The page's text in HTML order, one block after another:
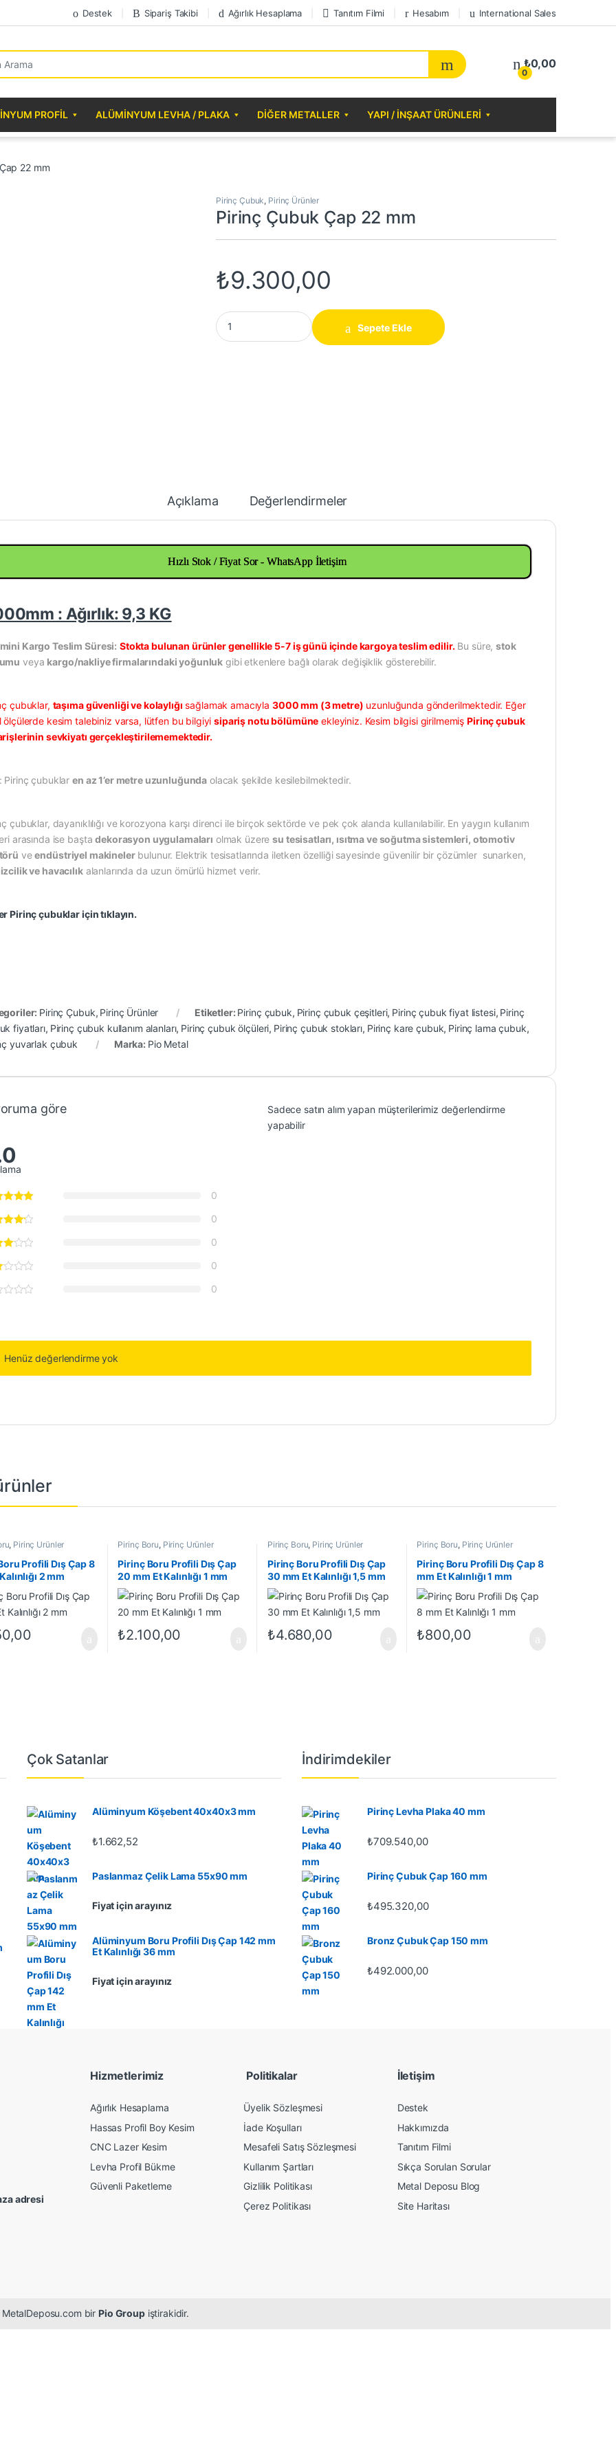
Destek Sipariş Takibi Ağırlık Hesaplama Tanıtım Filmi Hesabım International Sales
0
₺0,00
PROFIL ALÜMINYUM LEVHA / PLAKA DIĞER METALLER YAPI / İNŞAAT ÜRÜNLERI
22 mm
Pirinç Çubuk, Pirinç Ürünler
Pirinç Çubuk Çap 22 mm
₺9.300,00
Pirinç Çubuk Çap 22 mm quantity
Sepete Ekle
Açıklama Değerlendirmeler
Hızlı Stok / Fiyat Sor - WhatsApp İletişim
: Ağırlık: 9,3 KG
Kargo Teslim Süresi: Stokta bulunan ürünler genellikle 5-7 iş günü içinde kargoya teslim edilir. Bu süre,stok
veya kargo/nakliye firmalarındaki yoğunluk gibi etkenlere bağlı olarak değişiklik gösterebilir.
çubuklar, taşıma güvenliği ve kolaylığı sağlamak amacıyla 3000 mm (3 metre) uzunluğunda gönderilmektedir. Eğer
ölçülerde kesim talebiniz varsa, lütfen bu bilgiyisipariş notu bölümüne ekleyiniz. Kesim bilgisi girilmemişPirinç çubuk
sevkiyatı gerçekleştirilememektedir.
Pirinç çubuklaren az 1’er metre uzunluğunda olacak şekilde kesilebilmektedir.
çubuklar, dayanıklılığı ve korozyona karşı direnci ile birçok sektörde ve pek çok alanda kullanılabilir. En yaygın kullanım
arasında ise baştadekorasyon uygulamaları olmak üzeresu tesisatları, ısıtma ve soğutma sistemleri, otomotiv
veendüstriyel makinelerbulunur. Elektrik tesisatlarında iletken özelliği sayesinde güvenilir bir çözümler sunarken,
ve havacılıkalanlarında da uzun ömürlü hizmet verir.
Pirinç çubuklar için tıklayın.
Pirinç Çubuk, Pirinç Ürünler Etiketler: Pirinç çubuk, Pirinç çubuk çeşitleri, Pirinç çubuk fiyat listesi, Pirinç
fiyatları, Pirinç çubuk kullanım alanları, Pirinç çubuk ölçüleri, Pirinç çubuk stokları, Pirinç kare çubuk, Pirinç lama çubuk,
yuvarlak çubuk
Marka: Pio Metal
göre
0
0
0
0
0
Sadece satın alım yapan müşterilerimiz değerlendirme
yapabilir
Henüz değerlendirme yok
, Pirinç Ürünler
Profili Dış Çap 8
2 mm
Pirinç Boru, Pirinç Ürünler
Pirinç Boru Profili Dış Çap
20 mm Et Kalınlığı 1 mm
₺2.100,00
Pirinç Boru, Pirinç Ürünler
Pirinç Boru Profili Dış Çap
30 mm Et Kalınlığı 1,5 mm
₺4.680,00
Pirinç Boru, Pirinç Ürünler
Pirinç Boru Profili Dış Çap 8
mm Et Kalınlığı 1 mm
₺800,00
Çok Satanlar
Alüminyum Köşebent 40x40x3 mm
₺1.662,52
Paslanmaz Çelik Lama 55x90 mm
Fiyat için arayınız
Alüminyum Boru Profili Dış Çap 142 mm
Et Kalınlığı 36 mm
Fiyat için arayınız
İndirimdekiler
Pirinç Levha Plaka 40 mm
₺709.540,00
Pirinç Çubuk Çap 160 mm
₺495.320,00
Bronz Çubuk Çap 150 mm
₺492.000,00
adresi
Hizmetlerimiz
Ağırlık Hesaplama
Hassas Profil Boy Kesim
CNC Lazer Kesim
Levha Profil Bükme
Güvenli Paketleme
Politikalar
Üyelik Sözleşmesi
İade Koşulları
Mesafeli Satış Sözleşmesi
Kullanım Şartları
Gizlilik Politikası
Çerez Politikası
İletişim
Destek
Hakkımızda
Tanıtım Filmi
Sıkça Sorulan Sorular
Metal Deposu Blog
Site Haritası
MetalDeposu.com bir Pio Groupiştirakidir.